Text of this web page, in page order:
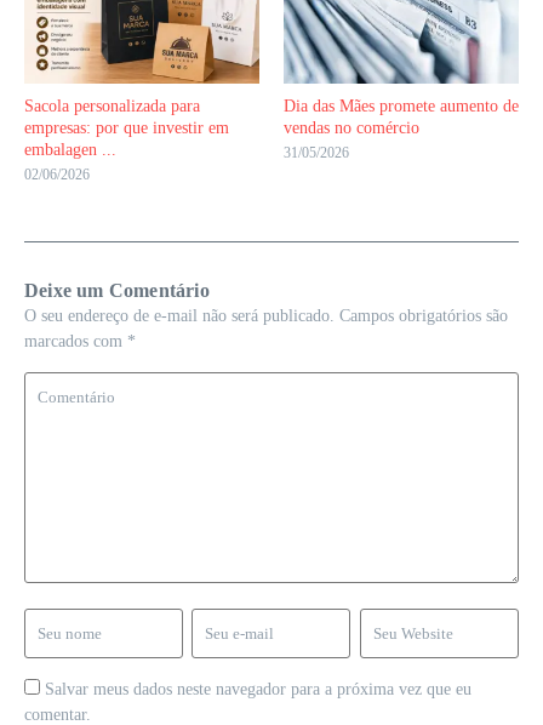
Sacola personalizada para
empresas: por que investir em
embalagen ...
02/06/2026
Dia das Mães promete aumento de
vendas no comércio
31/05/2026
Deixe um Comentário
O seu endereço de e-mail não será publicado. Campos obrigatórios são
marcados com *
Salvar meus dados neste navegador para a próxima vez que eu
comentar.